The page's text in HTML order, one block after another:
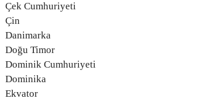
Çek Cumhuriyeti
Çin
Danimarka
Doğu Timor
Dominik Cumhuriyeti
Dominika
Ekvator